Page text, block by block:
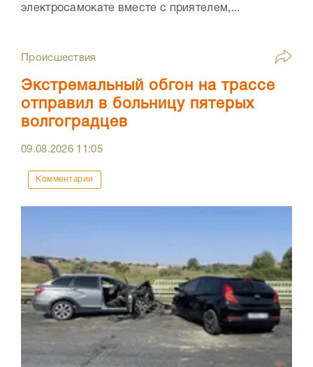
электросамокате вместе с приятелем,...
Происшествия
Экстремальный обгон на трассе
отправил в больницу пятерых
волгоградцев
09.08.2026 11:05
Комментарии